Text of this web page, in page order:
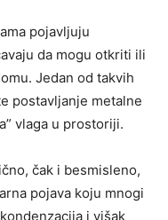
pojavljuju
da mogu otkriti ili
Jedan od takvih
postavljanje metalne
vlaga u prostoriji.
čak i besmisleno,
pojava koju mnogi
i višak